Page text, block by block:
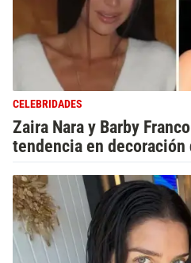
CELEBRIDADES
Zaira Nara y Barby
tendencia en